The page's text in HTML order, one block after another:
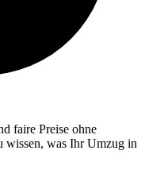
faire Preise ohne
wissen, was Ihr Umzug in